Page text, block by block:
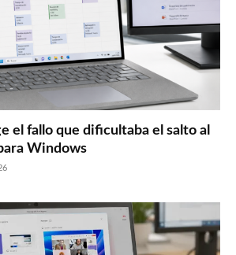
el fallo que dificultaba el salto al
Windows